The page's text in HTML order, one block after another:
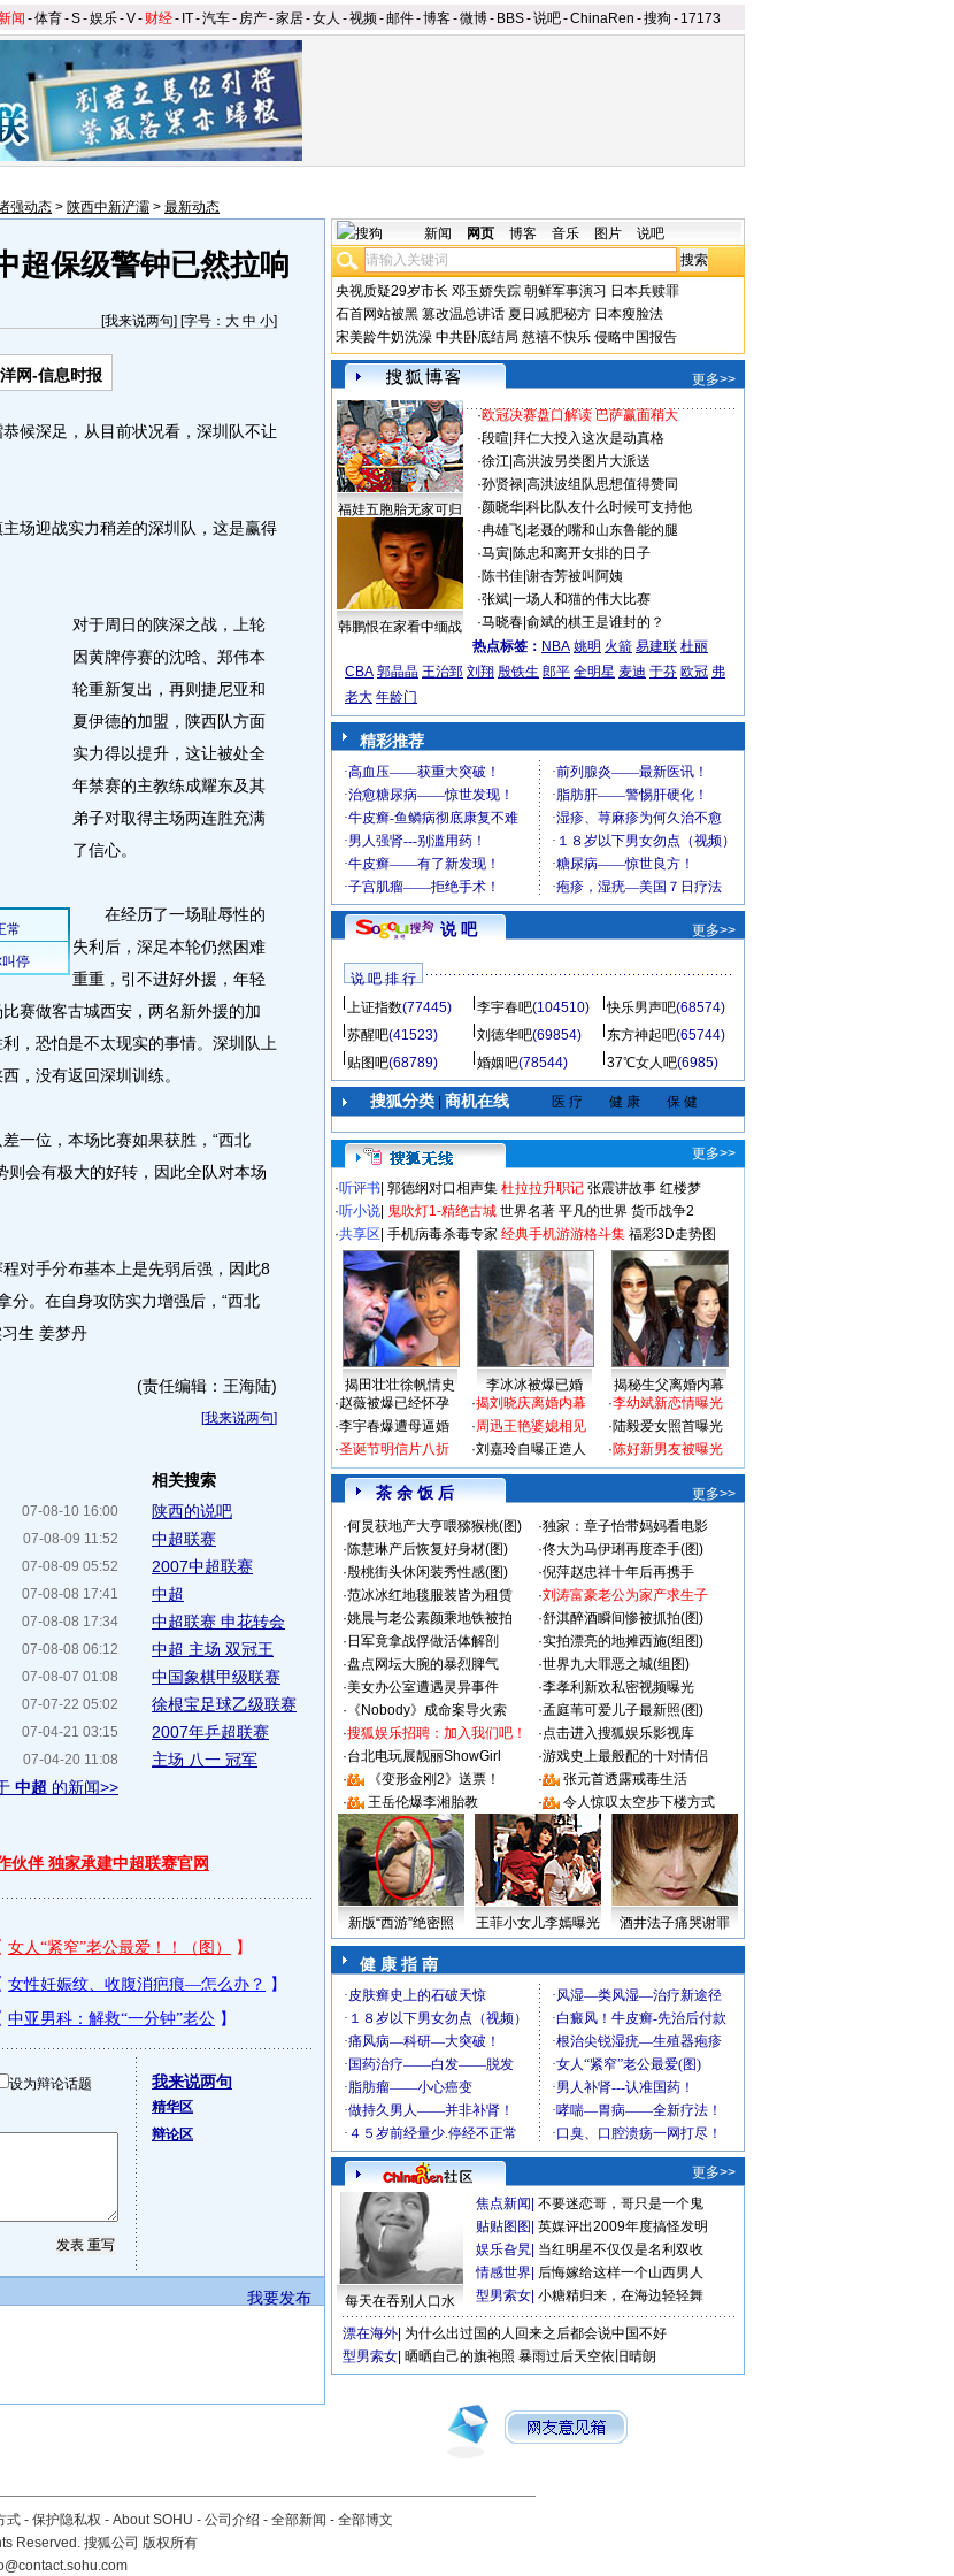
闻 -体育-S-娱乐-V- 财经- IT-汽车- 房产-家居-女人 -视频-邮件-博客-微博- BBS-说吧-ChinaRen -搜狗 - 17173
强动态 > 陕西中新浐灞 > 最新动态
超保级警钟已然拉响
[我来说两句] [字号： 大 中 小]
网-信息时报
深足，从目前状况看，深圳队不让
场迎战实力稍差的深圳队，这是赢得
对于周日的陕深之战，上轮
因黄牌停赛的沈晗、郑伟本
轮重新复出，再则捷尼亚和
夏伊德的加盟，陕西队方面
实力得以提升，这让被处全
年禁赛的主教练成耀东及其
弟子对取得主场两连胜充满
了信心。
在经历了一场耻辱性的
失利后，深足本轮仍然困难
重重，引不进好外援，年轻
赛做客古城西安，两名新外援的加
，恐怕是不太现实的事情。深圳队上
，没有返回深圳训练。
位，本场比赛如果获胜，“西北
则会有极大的好转，因此全队对本场
对手分布基本上是先弱后强，因此8
分。在自身攻防实力增强后，“西北
生 姜梦丹
(责任编辑：王海陆)
[我来说两句]
07-08-10 16:00
07-08-09 11:52
07-08-09 05:52
07-08-08 17:41
07-08-08 17:34
07-08-08 06:12
07-08-07 01:08
07-07-22 05:02
07-04-21 03:15
07-04-20 11:08
中超 的新闻>>
相关搜索
陕西的说吧
中超联赛
2007中超联赛
中超
中超联赛 申花转会
中超 主场 双冠王
中国象棋甲级联赛
徐根宝足球乙级联赛
2007年乒超联赛
主场 八一 冠军
伙伴 独家承建中超联赛官网
设为辩论话题 我来说两句
精华区
辩论区
我要发布
新闻 网页 博客 音乐 图片 说吧
央视质疑29岁市长 邓玉娇失踪 朝鲜军事演习 日本兵赎罪
石首网站被黑 篡改温总讲话 夏日减肥秘方 日本瘦脸法
宋美龄牛奶洗澡 中共卧底结局 慈禧不快乐 侵略中国报告
更多>>
福娃五胞胎无家可归
韩鹏恨在家看中缅战
·欧冠决赛盘口解读 巴萨赢面稍大
·段暄 拜仁大投入这次是动真格
·徐江| 高洪波另类图片大派送
·孙贤禄| 高洪波组队思想值得赞同
·颜晓华| 科比队友什么时候可支持他
·冉雄飞| 老聂的嘴和山东鲁能的腿
·马寅| 陈忠和离开女排的日子
·陈书佳| 谢杏芳被叫阿姨
·张斌| 一场人和猫的伟大比赛
·马晓春| 俞斌的棋王是谁封的？
热点标签： NBA 姚明 火箭 易建联 杜丽
CBA 郭晶晶 王治郅 刘翔 殷铁生 郎平 全明星 麦迪 于芬 欧冠 弗
老大 年龄门
精彩推荐
说 吧 更多>>
说 吧 排 行
上证指数(77445) 李宇春吧(104510) 快乐男声吧(68574)
苏醒吧(41523) 刘德华吧(69854) 东方神起吧(65744)
贴图吧(68789) 婚姻吧(78544) 37℃女人吧(6985)
搜狐分类| 商机在线 医 疗 健 康 保 健
更多>>
·听评书 郭德纲对口相声集 杜拉拉升职记 张震讲故事 红楼梦
·听小说 鬼吹灯1-精绝古城 世界名著 平凡的世界 货币战争2
·共享区 手机病毒杀毒专家 经典手机游游格斗集 福彩3D走势图
揭田壮壮徐帆情史 李冰冰被爆已婚
揭秘生父离婚内幕
·赵薇被爆已经怀孕
·李宇春爆遭母逼婚
·圣诞节明信片八折
·揭刘晓庆离婚内幕
·周迅王艳婆媳相见
·刘嘉玲自曝正造人
·李幼斌新恋情曝光
·陆毅爱女照首曝光
·陈好新男友被曝光
茶 余 饭 后
更多>>
·何炅获地产大亨喂猕猴桃(图) ·独家：章子怡带妈妈看电影
·陈慧琳产后恢复好身材(图) ·佟大为马伊琍再度牵手(图)
·殷桃街头休闲装秀性感(图) ·倪萍赵忠祥十年后再携手
·范冰冰红地毯服装皆为租赁 ·刘涛富豪老公为家产求生子
·姚晨与老公素颜乘地铁被拍 ·舒淇醉酒瞬间惨被抓拍(图)
· 日军竟拿战俘做活体解剖 ·实拍漂亮的地摊西施(组图)
·盘点网坛大腕的暴烈脾气 ·世界九大罪恶之城(组图)
·美女办公室遭遇灵异事件 ·李孝利新欢私密视频曝光
· 《Nobody》成命案导火索 ·孟庭苇可爱儿子最新照(图)
·搜狐娱乐招聘：加入我们吧！ ·点击进入搜狐娱乐影视库
·台北电玩展靓丽ShowGirl ·游戏史上最般配的十对情侣
·
《变形金刚2》送票！ ·
张元首透露戒毒生活
·
王岳伦爆李湘胎教 · 令人惊叹太空步下楼方式
新版“西游”绝密照 王菲小女儿李嫣曝光 酒井法子痛哭谢罪
健 康 指 南
更多>>
每天在吞别人口水
焦点新闻 不要迷恋哥，哥只是一个鬼
贴贴图图 英媒评出2009年度搞怪发明
娱乐旮旯 当红明星不仅仅是名利双收
情感世界 后悔嫁给这样一个山西男人
型男索女 小糖精归来，在海边轻轻舞
漂在海外 为什么出过国的人回来之后都会说中国不好
型男索女 晒晒自己的旗袍照 暴雨过后天空依旧晴朗
式 - 保护隐私权 - About SOHU - 公司介绍 - 全部新闻 - 全部博文
Reserved. 搜狐公司 版权所有